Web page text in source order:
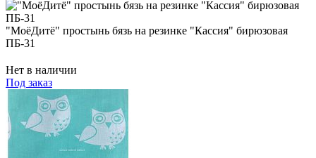
"МоёДитё" простынь бязь на резинке "Кассия" бирюзовая
ПБ-31
Нет в наличии
Под заказ